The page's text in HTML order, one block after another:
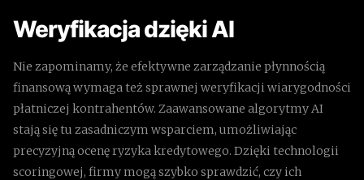
Weryfikacja dzięki AI
Nie zapominamy, że efektywne zarządzanie płynnością
finansową wymaga też sprawnej weryfikacji wiarygodności
płatniczej kontrahentów. Zaawansowane algorytmy AI
stają się tu zasadniczym wsparciem, umożliwiając
precyzyjną ocenę ryzyka kredytowego. Dzięki technologii
scoringowej, firmy mogą szybko sprawdzić, czy ich